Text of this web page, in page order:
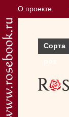
О проекте
Сорта